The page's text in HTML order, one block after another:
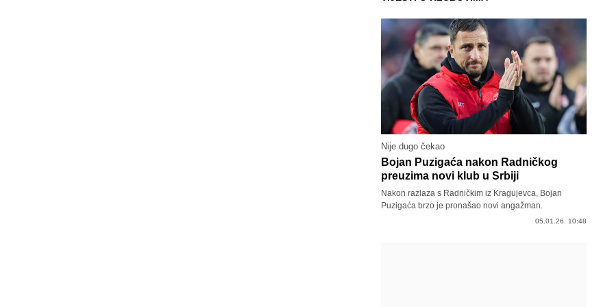
Nije dugo čekao
Bojan Puzigaća nakon Radničkog
preuzima novi klub u Srbiji
Nakon razlaza s Radničkim iz Kragujevca, Bojan
Puzigaća brzo je pronašao novi angažman.
05.01.26. 10:48